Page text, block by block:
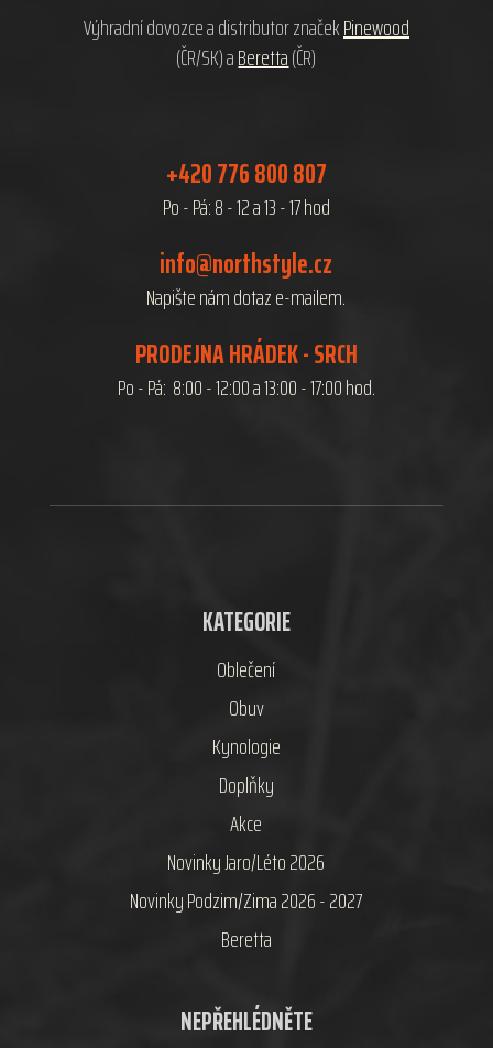
Výhradní dovozce a distributor značekPinewood
(ČR/SK) aBeretta(ČR)
+420 776 800 807
Po - Pá: 8 - 12 a 13 - 17 hod
info@northstyle.cz
Napište nám dotaz e-mailem.
PRODEJNA HRÁDEK - SRCH
Po - Pá: 8:00 - 12:00 a 13:00 - 17:00 hod.
KATEGORIE
Oblečení
Obuv
Kynologie
Doplňky
Akce
Novinky Jaro/Léto 2026
Novinky Podzim/Zima 2026 - 2027
Beretta
NEPŘEHLÉDNĚTE